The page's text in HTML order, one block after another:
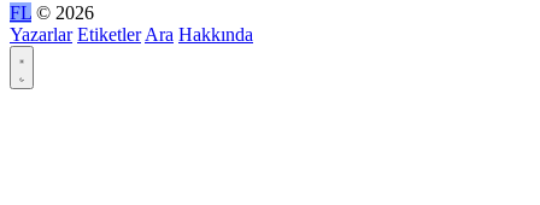
FL © 2026
Yazarlar Etiketler Ara Hakkında